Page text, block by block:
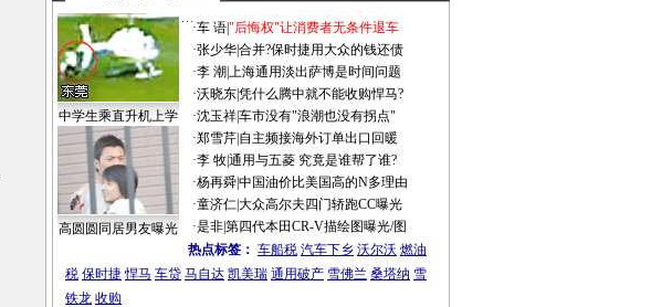
中学生乘直升机上学
高圆圆同居男友曝光
·车 语|"后悔权"让消费者无条件退车
·张少华|合并?保时捷用大众的钱还债
·李 潮 上海通用淡出萨博是时间问题
·沃晓东|凭什么腾中就不能收购悍马?
·沈玉祥|车市没有"浪潮也没有拐点"
·郑雪芹| 自主频接海外订单出口回暖
·李 牧|通用与五菱 究竟是谁帮了谁?
·杨再舜|中国油价比美国高的N多理由
·童济仁|大众高尔夫四门轿跑CC曝光
·是非|第四代本田CR-V描绘图曝光/图
热点标签： 车船税 汽车下乡 沃尔沃 燃油
税 保时捷 悍马 车贷 马自达 凯美瑞 通用破产 雪佛兰 桑塔纳 雪
铁龙 收购